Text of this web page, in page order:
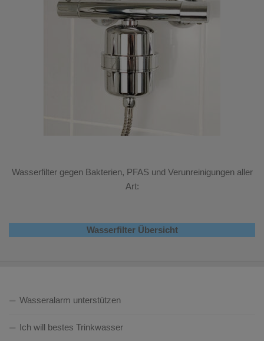
Wasserfilter gegen Bakterien, PFAS und Verunreinigungen aller
Art:
Wasserfilter Übersicht
Wasseralarm unterstützen
Ich will bestes Trinkwasser